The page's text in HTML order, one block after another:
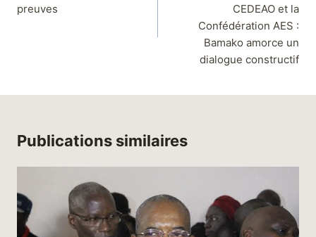
preuves
CEDEAO et la
Confédération AES :
Bamako amorce un
dialogue constructif
Publications similaires